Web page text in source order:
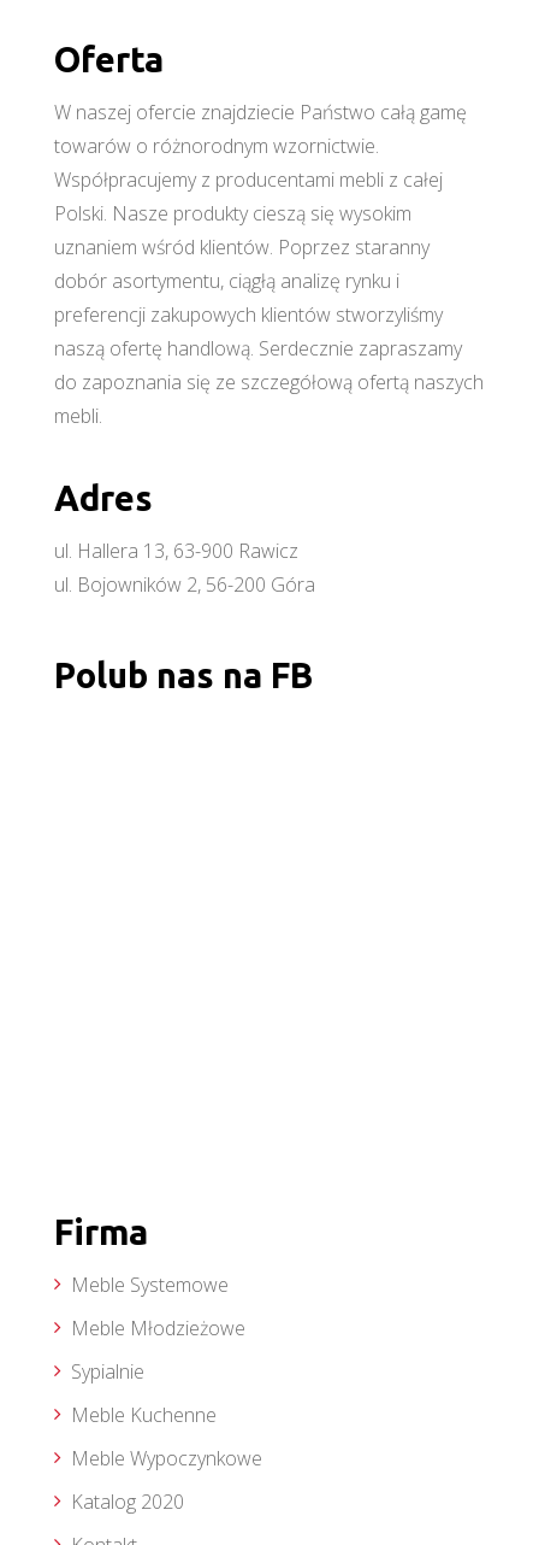
Oferta
W naszej ofercie znajdziecie Państwo całą gamę
towarów o różnorodnym wzornictwie.
Współpracujemy z producentami mebli z całej
Polski. Nasze produkty cieszą się wysokim
uznaniem wśród klientów. Poprzez staranny
dobór asortymentu, ciągłą analizę rynku i
preferencji zakupowych klientów stworzyliśmy
naszą ofertę handlową. Serdecznie zapraszamy
do zapoznania się ze szczegółową ofertą naszych
mebli.
Adres
ul. Hallera 13, 63-900 Rawicz
ul. Bojowników 2, 56-200 Góra
Polub nas na FB
Firma
Meble Systemowe
Meble Młodzieżowe
Sypialnie
Meble Kuchenne
Meble Wypoczynkowe
Katalog 2020